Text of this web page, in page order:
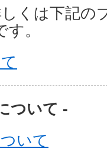
くは下記の
。
ついて -
いて